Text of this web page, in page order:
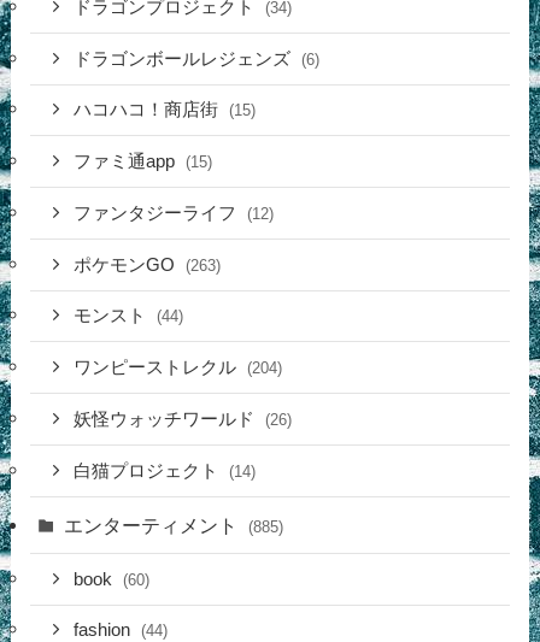
ドラゴンプロジェクト (34)
ドラゴンボールレジェンズ (6)
ハコハコ！商店街 (15)
ファミ通app (15)
ファンタジーライフ (12)
ポケモンGO (263)
モンスト (44)
ワンピーストレクル (204)
妖怪ウォッチワールド (26)
白猫プロジェクト (14)
エンターティメント (885)
book (60)
fashion (44)